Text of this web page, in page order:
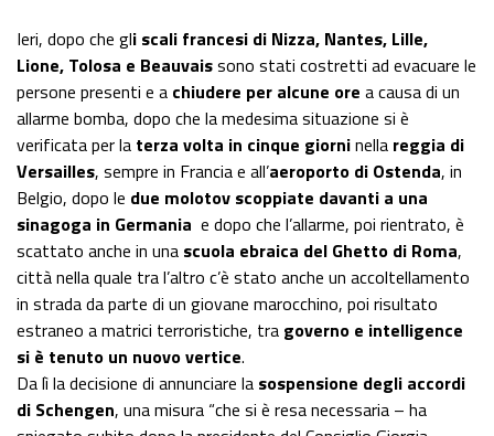
Ieri, dopo che gli scali francesi di Nizza, Nantes, Lille,
Lione, Tolosa e Beauvaissono stati costretti ad evacuare le
persone presenti e a chiudere per alcune ore a causa di un
allarme bomba, dopo che la medesima situazione si è
verificata per la terza volta in cinque giorninella reggia di
Versailles, sempre in Francia e all’aeroporto di Ostenda, in
Belgio, dopo le due molotov scoppiate davanti a una
sinagoga in Germania e dopo che l’allarme, poi rientrato, è
scattato anche in una scuola ebraica del Ghetto di Roma,
città nella quale tra l’altro c’è stato anche un accoltellamento
in strada da parte di un giovane marocchino, poi risultato
estraneo a matrici terroristiche, tra governo e intelligence
si è tenuto un nuovo vertice.
Da lì la decisione di annunciare la sospensione degli accordi
di Schengen, una misura “che si è resa necessaria – ha